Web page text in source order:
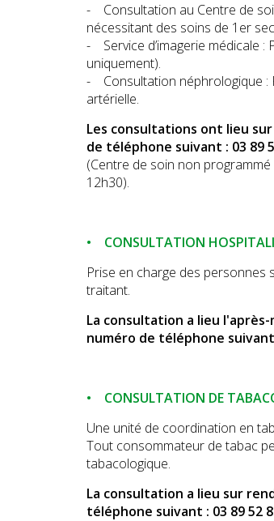
- Consultation au Centre de
nécessitant des soins de 1er
- Service d’imagerie médicale
uniquement).
- Consultation néphrologique :
artérielle.
Les consultations ont lieu
de téléphone suivant : 03 89
(Centre de soin non
12h30).
• CONSULTATION
Prise en charge des
traitant.
La consultation a lieu
numéro de téléphone suivant
• CONSULTATION DE
Une unité de coordination en
Tout consommateur de tabac
tabacologique.
La consultation a lieu sur
téléphone suivant : 03 89 52